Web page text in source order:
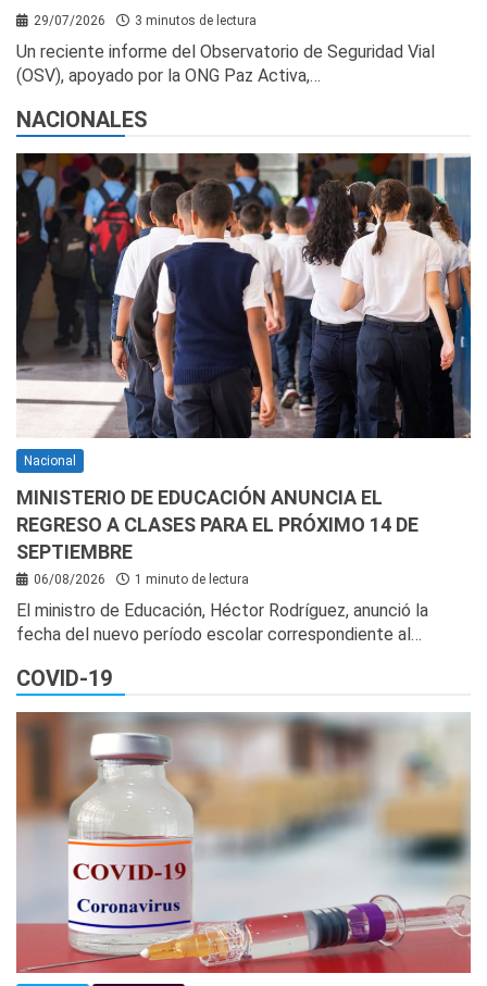
29/07/2026 3 minutos de lectura
Un reciente informe del Observatorio de Seguridad Vial
(OSV), apoyado por la ONG Paz Activa,…
NACIONALES
Nacional
MINISTERIO DE EDUCACIÓN ANUNCIA EL
REGRESO A CLASES PARA EL PRÓXIMO 14 DE
SEPTIEMBRE
06/08/2026 1 minuto de lectura
El ministro de Educación, Héctor Rodríguez, anunció la
fecha del nuevo período escolar correspondiente al…
COVID-19